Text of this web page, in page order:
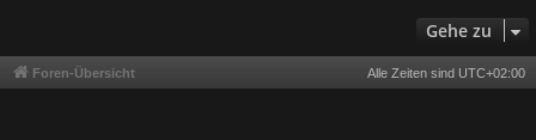
Gehe zu
Foren-Übersicht Alle Zeiten sind UTC+02:00